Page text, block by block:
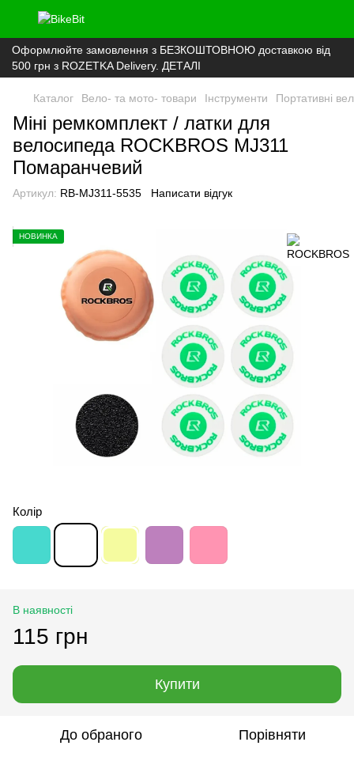
Оформлюйте замовлення з БЕЗКОШТОВНОЮ доставкою від
500 грн з ROZETKA Delivery. ДЕТАЛІ
Каталог Вело- та мото- товари Інструменти Портативні
Міні ремкомплект / латки для
велосипеда ROCKBROS MJ311
Помаранчевий
Артикул: RB-MJ311-5535 Написати відгук
НОВИНКА
Колір
В наявності
115 грн
Купити
До обраного Порівняти